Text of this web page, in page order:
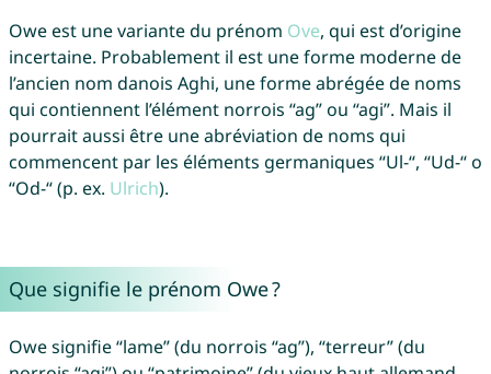
Owe est une variante du prénom Ove, qui est d’origine
incertaine. Probablement il est une forme moderne de
l’ancien nom danois Aghi, une forme abrégée de noms
qui contiennent l’élément norrois “ag” ou “agi”. Mais il
pourrait aussi être une abréviation de noms qui
commencent par les éléments germaniques “Ul-“, “Ud-“ o
“Od-“ (p. ex. Ulrich).
Que signifie le prénom Owe ?
Owe signifie “lame” (du norrois “ag”), “terreur” (du